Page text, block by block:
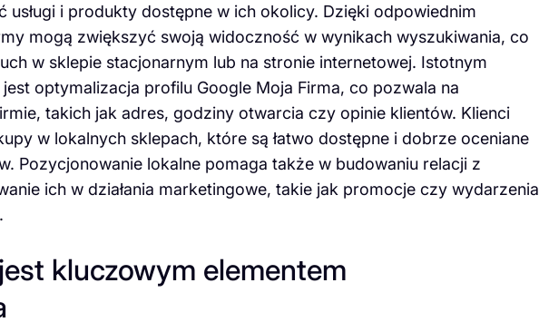
usługi i produkty dostępne w ich okolicy. Dzięki odpowiednim
mogą zwiększyć swoją widoczność w wynikach wyszukiwania, co
w sklepie stacjonarnym lub na stronie internetowej. Istotnym
optymalizacja profilu Google Moja Firma, co pozwala na
takich jak adres, godziny otwarcia czy opinie klientów. Klienci
w lokalnych sklepach, które są łatwo dostępne i dobrze oceniane
Pozycjonowanie lokalne pomaga także w budowaniu relacji z
ich w działania marketingowe, takie jak promocje czy wydarzenia
kluczowym elementem